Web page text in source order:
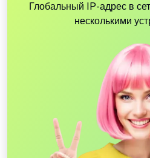
Глобальный IP-адрес в
несколькими